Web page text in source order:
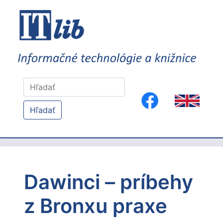
Hľadať
Dawinci – príbehy
z Bronxu praxe